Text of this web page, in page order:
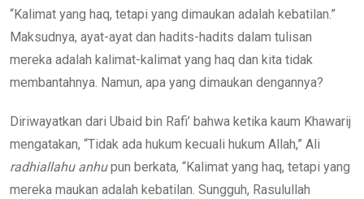
“Kalimat yang haq, tetapi yang dimaukan adalah kebatilan.”
Maksudnya, ayat-ayat dan hadits-hadits dalam tulisan
mereka adalah kalimat-kalimat yang haq dan kita tidak
membantahnya. Namun, apa yang dimaukan dengannya?
Diriwayatkan dari Ubaid bin Rafi’ bahwa ketika kaum Khawarij
mengatakan, “Tidak ada hukum kecuali hukum Allah,” Ali
radhiallahu anhupun berkata, “Kalimat yang haq, tetapi yang
mereka maukan adalah kebatilan. Sungguh, Rasulullah